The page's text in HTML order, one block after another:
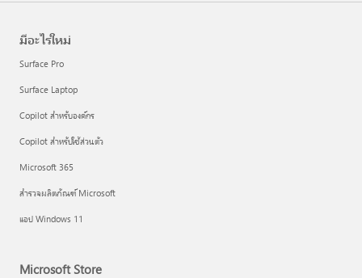
มีอะไรใหม่
Surface Pro
Surface Laptop
Copilot สำหรับองค์กร
Copilot สำหรับใช้ส่วนตัว
Microsoft 365
สำรวจผลิตภัณฑ์ Microsoft
แอป Windows 11
Microsoft Store